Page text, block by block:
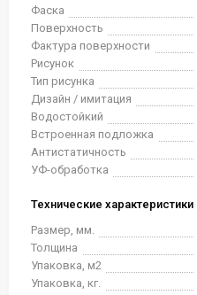
Фаска
Поверхность
Фактура поверхности
Рисунок
Тип рисунка
Дизайн / имитация
Водостойкий
Встроенная подложка
Антистатичность
УФ-обработка
Технические характеристики
Размер, мм.
Толщина
Упаковка, м2
Упаковка, кг.